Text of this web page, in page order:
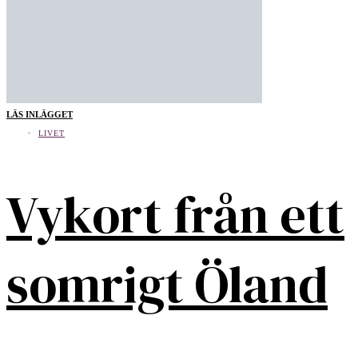
LÄS INLÄGGET
LIVET
Vykort från ett
somrigt Öland